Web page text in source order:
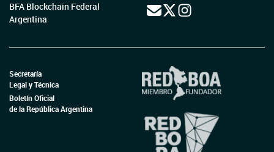
BFA Blockchain Federal
Argentina
Secretaría
Legal y Técnica
Boletín Oficial
de la República Argentina